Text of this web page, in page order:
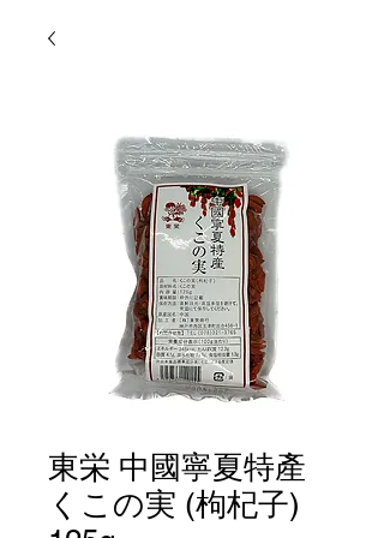
東栄 中國寧夏特產
くこの実 (枸杞子)